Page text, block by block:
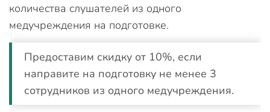
количества слушателей из одного
медучреждения на подготовке.
Предоставим скидку от 10%, если
направите на подготовку не менее 3
сотрудников из одного медучреждения.